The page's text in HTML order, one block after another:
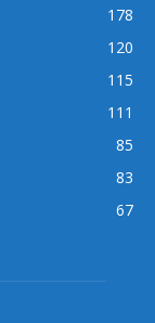
178
120
115
111
85
83
67